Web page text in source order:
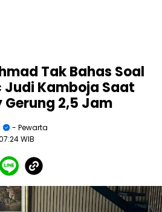
Tak Bahas Soal
Judi Kamboja Saat
Gerung 2,5 Jam
- Pewarta
WIB